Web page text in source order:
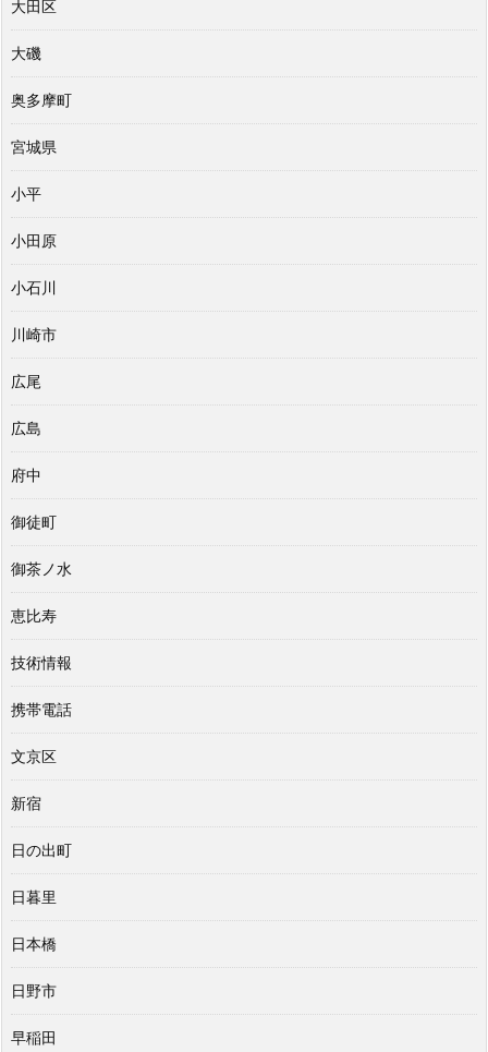
大田区
大磯
奥多摩町
宮城県
小平
小田原
小石川
川崎市
広尾
広島
府中
御徒町
御茶ノ水
恵比寿
技術情報
携帯電話
文京区
新宿
日の出町
日暮里
日本橋
日野市
早稲田